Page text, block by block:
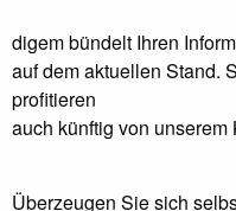
digem bündelt Ihren
auf dem aktuellen Stand.
profitieren
auch künftig von unserem
Überzeugen Sie sich